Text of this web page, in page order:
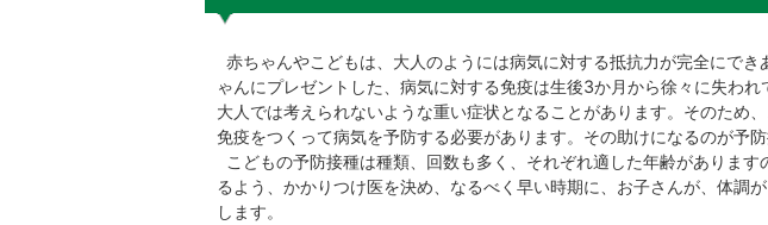
赤ちゃんやこどもは、大人のようには病気に対する抵抗力が完全にで
ゃんにプレゼントした、病気に対する免疫は生後3か月から徐々に失われ
大人では考えられないような重い症状となることがあります。そのため
免疫をつくって病気を予防する必要があります。その助けになるのが予防
こどもの予防接種は種類、回数も多く、それぞれ適した年齢があります
るよう、かかりつけ医を決め、なるべく早い時期に、お子さんが、体調
します。